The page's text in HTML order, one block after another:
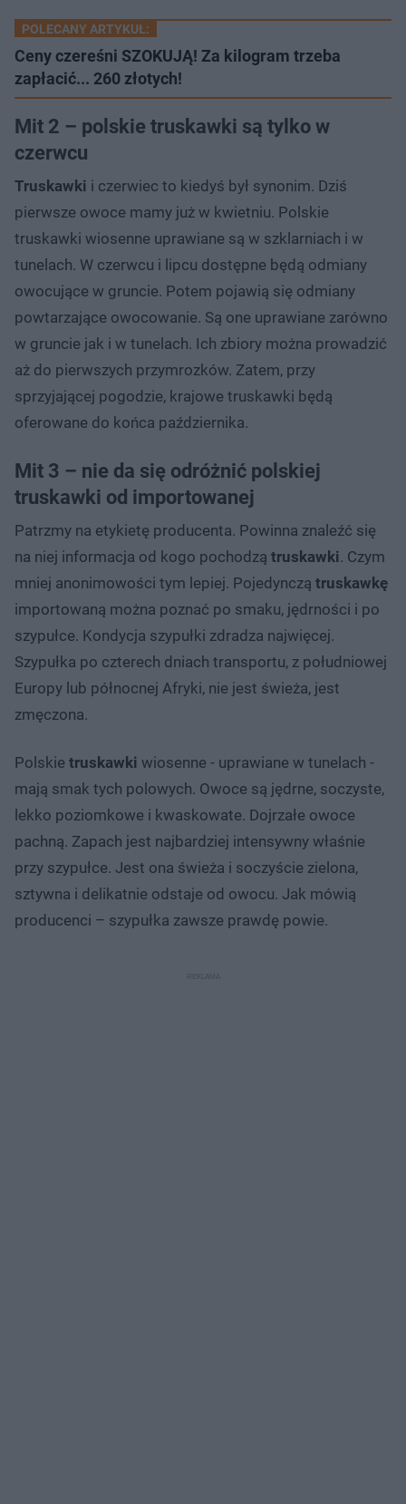
POLECANY ARTYKUŁ:
Ceny czereśni SZOKUJĄ! Za kilogram trzeba
zapłacić... 260 złotych!
Mit 2 – polskie truskawki są tylko w
czerwcu
Truskawki i czerwiec to kiedyś był synonim. Dziś
pierwsze owoce mamy już w kwietniu. Polskie
truskawki wiosenne uprawiane są w szklarniach i w
tunelach. W czerwcu i lipcu dostępne będą odmiany
owocujące w gruncie. Potem pojawią się odmiany
powtarzające owocowanie. Są one uprawiane zarówno
w gruncie jak i w tunelach. Ich zbiory można prowadzić
aż do pierwszych przymrozków. Zatem, przy
sprzyjającej pogodzie, krajowe truskawki będą
oferowane do końca października.
Mit 3 – nie da się odróżnić polskiej
truskawki od importowanej
Patrzmy na etykietę producenta. Powinna znaleźć się
na niej informacja od kogo pochodzą truskawki. Czym
mniej anonimowości tym lepiej. Pojedynczą truskawkę
importowaną można poznać po smaku, jędrności i po
szypułce. Kondycja szypułki zdradza najwięcej.
Szypułka po czterech dniach transportu, z południowej
Europy lub północnej Afryki, nie jest świeża, jest
zmęczona.
Polskie truskawki wiosenne - uprawiane w tunelach -
mają smak tych polowych. Owoce są jędrne, soczyste,
lekko poziomkowe i kwaskowate. Dojrzałe owoce
pachną. Zapach jest najbardziej intensywny właśnie
przy szypułce. Jest ona świeża i soczyście zielona,
sztywna i delikatnie odstaje od owocu. Jak mówią
producenci – szypułka zawsze prawdę powie.